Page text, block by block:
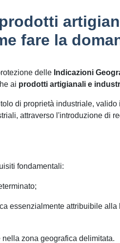
fare la
delle Indicazioni
ai prodotti artigianali e
di proprietà industriale, valido
attraverso l'introduzione di
fondamentali:
essenzialmente attribuibile alla
zona geografica delimitata.